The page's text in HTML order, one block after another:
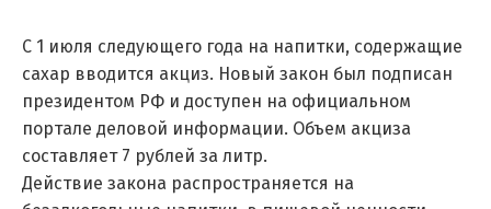
С 1 июля следующего года на напитки, содержащие
сахар вводится акциз. Новый закон был подписан
президентом РФ и доступен на официальном
портале деловой информации. Объем акциза
составляет 7 рублей за литр.
Действие закона распространяется на